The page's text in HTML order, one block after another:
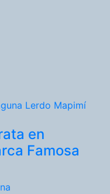
Lerdo Mapimí
en
Famosa